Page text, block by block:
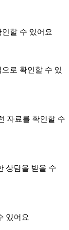
할 수 있어요
로 확인할 수 있
자료를 확인할 수
상담을 받을 수
있어요